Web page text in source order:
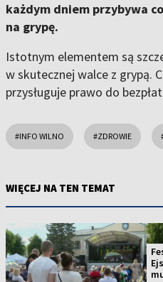
każdym dniem przybywa
na grypę.
Istotnym elementem są
w skutecznej walce z grypą.
przysługuje prawo do
#INFO WILNO #ZDROWIE
WIĘCEJ NA TEN TEMAT